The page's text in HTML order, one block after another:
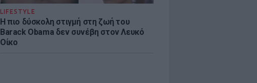
LIFESTYLE
Η πιο δύσκολη στιγμή στη ζωή του
Barack Obama δεν συνέβη στον Λευκό
Οίκο